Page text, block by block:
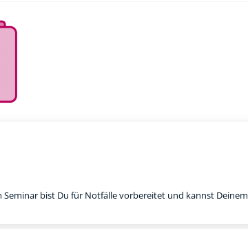
bist Du für Notfälle vorbereitet und kannst Deinem